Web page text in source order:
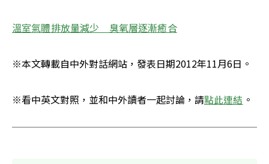
溫室氣體排放量減少　臭氧層逐漸癒合
※本文轉載自中外對話網站，發表日期2012年11月6日。
※看中英文對照，並和中外讀者一起討論，請點此連結 。